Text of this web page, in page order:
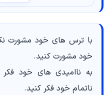
با ترس های خود مشورت
خود مشورت کنید.
به ناامیدی های خود فکر
ناتمام خود فکر کنید.